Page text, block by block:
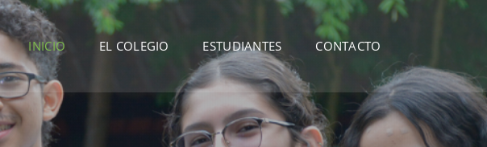
INICIO EL COLEGIO ESTUDIANTES CONTACTO